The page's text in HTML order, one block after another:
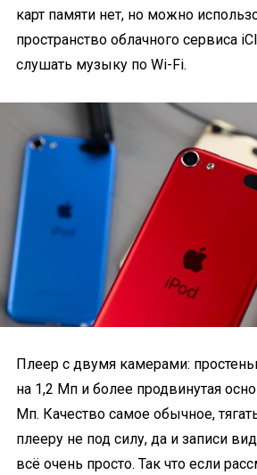
карт памяти нет, но можно
пространство облачного сервиса
слушать музыку по Wi-Fi.
Плеер с двумя камерами:
на 1,2 Мп и более продвинутая
Мп. Качество самое обычное,
плееру не под силу, да и записи
всё очень просто. Так что если